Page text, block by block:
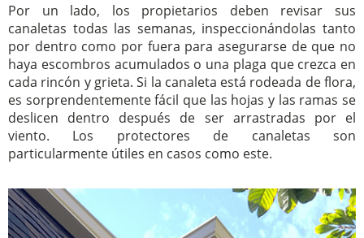
Por un lado, los propietarios deben revisar sus
canaletas todas las semanas, inspeccionándolas tanto
por dentro como por fuera para asegurarse de que no
haya escombros acumulados o una plaga que crezca en
cada rincón y grieta. Si la canaleta está rodeada de flora,
es sorprendentemente fácil que las hojas y las ramas se
deslicen dentro después de ser arrastradas por el
viento. Los protectores de canaletas son
particularmente útiles en casos como este.